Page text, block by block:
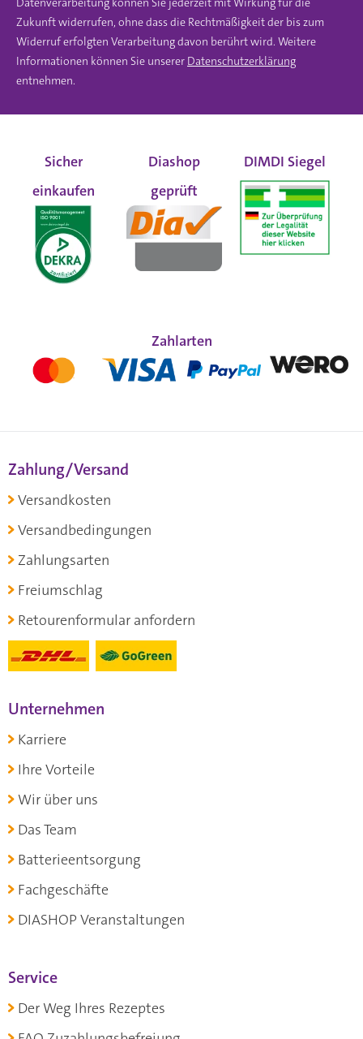
Zukunft widerrufen, ohne dass die Rechtmäßigkeit der bis zum
Widerruf erfolgten Verarbeitung davon berührt wird. Weitere
Informationen können Sie unserer Datenschutzerklärung
entnehmen.
Sicher
einkaufen
Diashop
geprüft
DIMDI Siegel
Zahlarten
Zahlung/Versand
Versandkosten
Versandbedingungen
Zahlungsarten
Freiumschlag
Retourenformular anfordern
Unternehmen
Karriere
Ihre Vorteile
Wir über uns
Das Team
Batterieentsorgung
Fachgeschäfte
DIASHOP Veranstaltungen
Service
Der Weg Ihres Rezeptes